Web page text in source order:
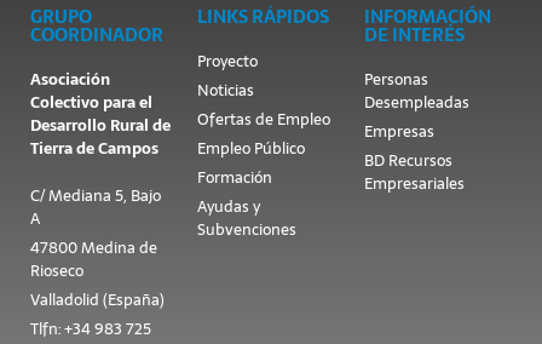
GRUPO
COORDINADOR
Asociación
Colectivo para el
Desarrollo Rural de
Tierra de Campos
C/ Mediana 5, Bajo
A
47800 Medina de
Rioseco
Valladolid (España)
Tlfn: +34 983 725
LINKS RÁPIDOS
Proyecto
Noticias
Ofertas de Empleo
Empleo Público
Formación
Ayudas y
Subvenciones
INFORMACIÓN
DE INTERÉS
Personas
Desempleadas
Empresas
BD Recursos
Empresariales